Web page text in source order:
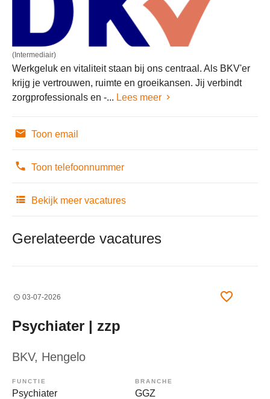
(Intermediair)
Werkgeluk en vitaliteit staan bij ons centraal. Als BKV'er
krijg je vertrouwen, ruimte en groeikansen. Jij verbindt
zorgprofessionals en -... Lees meer
Toon email
Toon telefoonnummer
Bekijk meer vacatures
Gerelateerde vacatures
03-07-2026
Psychiater | zzp
BKV, Hengelo
FUNCTIE
Psychiater
BRANCHE
GGZ